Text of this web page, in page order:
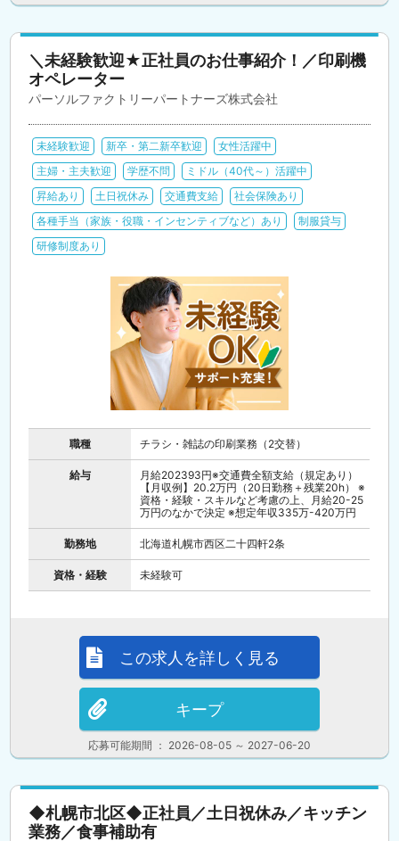
＼未経験歓迎★正社員のお仕事紹介！／印刷機
オペレーター
パーソルファクトリーパートナーズ株式会社
未経験歓迎 新卒・第二新卒歓迎
女性活躍中
主婦・主夫歓迎
学歴不問
ミドル（40代～）活躍中
昇給あり
土日祝休み 交通費支給
社会保険あり
各種手当（家族・役職・インセンティブなど）あり
制服貸与
研修制度あり
職種 チラシ・雑誌の印刷業務（2交替）
給与
月給202393円※交通費全額支給（規定あり）
【月収例】20.2万円（20日勤務＋残業20h） ※
資格・経験・スキルなど考慮の上、月給20-25
万円のなかで決定 ※想定年収335万-420万円
勤務地 北海道札幌市西区二十四軒2条
資格・経験 未経験可
応募可能期間 ： 2026-08-05 ～ 2027-06-20
この求人を詳しく見る
キープ
◆札幌市北区◆正社員／土日祝休み／キッチン
業務／食事補助有